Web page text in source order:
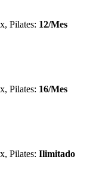
Pilates: 12/Mes
Pilates: 16/Mes
Pilates: Ilimitado